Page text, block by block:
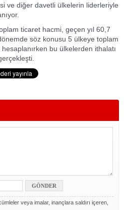
ve diğer davetli ülkelerin liderleriyle
ticaret hacmi, geçen yıl 60,7
söz konusu 5 ülkeye toplam
bu ülkelerden ithalatı
veya imalar, inançlara saldırı içeren,